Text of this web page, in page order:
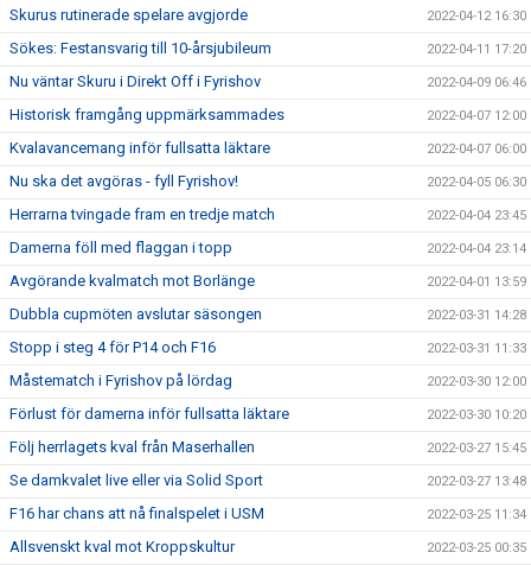
Skurus rutinerade spelare avgjorde 2022-04-12 16:30
Sökes: Festansvarig till 10-årsjubileum 2022-04-11 17:20
Nu väntar Skuru i Direkt Off i Fyrishov 2022-04-09 06:46
Historisk framgång uppmärksammades 2022-04-07 12:00
Kvalavancemang inför fullsatta läktare 2022-04-07 06:00
Nu ska det avgöras - fyll Fyrishov! 2022-04-05 06:30
Herrarna tvingade fram en tredje match 2022-04-04 23:45
Damerna föll med flaggan i topp 2022-04-04 23:14
Avgörande kvalmatch mot Borlänge 2022-04-01 13:59
Dubbla cupmöten avslutar säsongen 2022-03-31 14:28
Stopp i steg 4 för P14 och F16 2022-03-31 11:33
Måstematch i Fyrishov på lördag 2022-03-30 12:00
Förlust för damerna inför fullsatta läktare 2022-03-30 10:20
Följ herrlagets kval från Maserhallen 2022-03-27 15:45
Se damkvalet live eller via Solid Sport 2022-03-27 13:48
F16 har chans att nå finalspelet i USM 2022-03-25 11:34
Allsvenskt kval mot Kroppskultur 2022-03-25 00:35